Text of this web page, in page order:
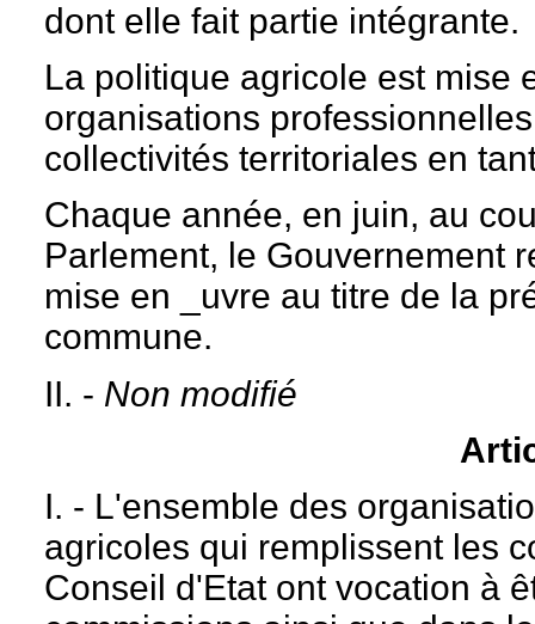
dont elle fait partie intégrante.
La politique agricole est mise
organisations
collectivités territoriales en
Chaque année, en juin, au
Parlement, le Gouvernement
mise en _uvre au titre de la
commune.
II. - Non modifié
I. - L'ensemble des
agricoles qui remplissent les
Conseil d'Etat ont vocation à